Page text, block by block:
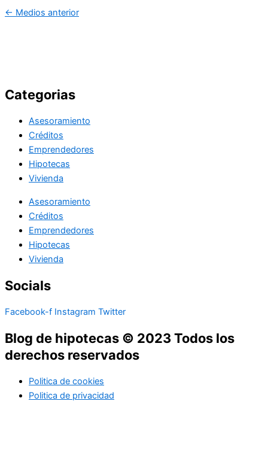
← Medios anterior
Categorias
Asesoramiento
Créditos
Emprendedores
Hipotecas
Vivienda
Asesoramiento
Créditos
Emprendedores
Hipotecas
Vivienda
Socials
Facebook-f Instagram Twitter
Blog de hipotecas © 2023 Todos los
derechos reservados
Politica de cookies
Politica de privacidad